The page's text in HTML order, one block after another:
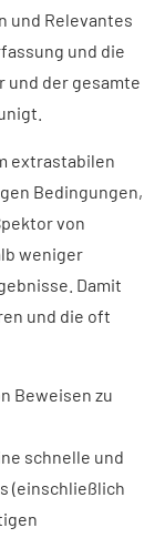
und Relevantes
und die
der gesamte
extrastabilen
Bedingungen,
von
weniger
Damit
und die oft
Beweisen zu
schnelle und
(einschließlich